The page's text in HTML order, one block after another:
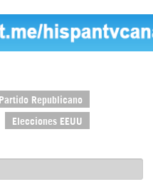
Partido Republicano
Elecciones EEUU